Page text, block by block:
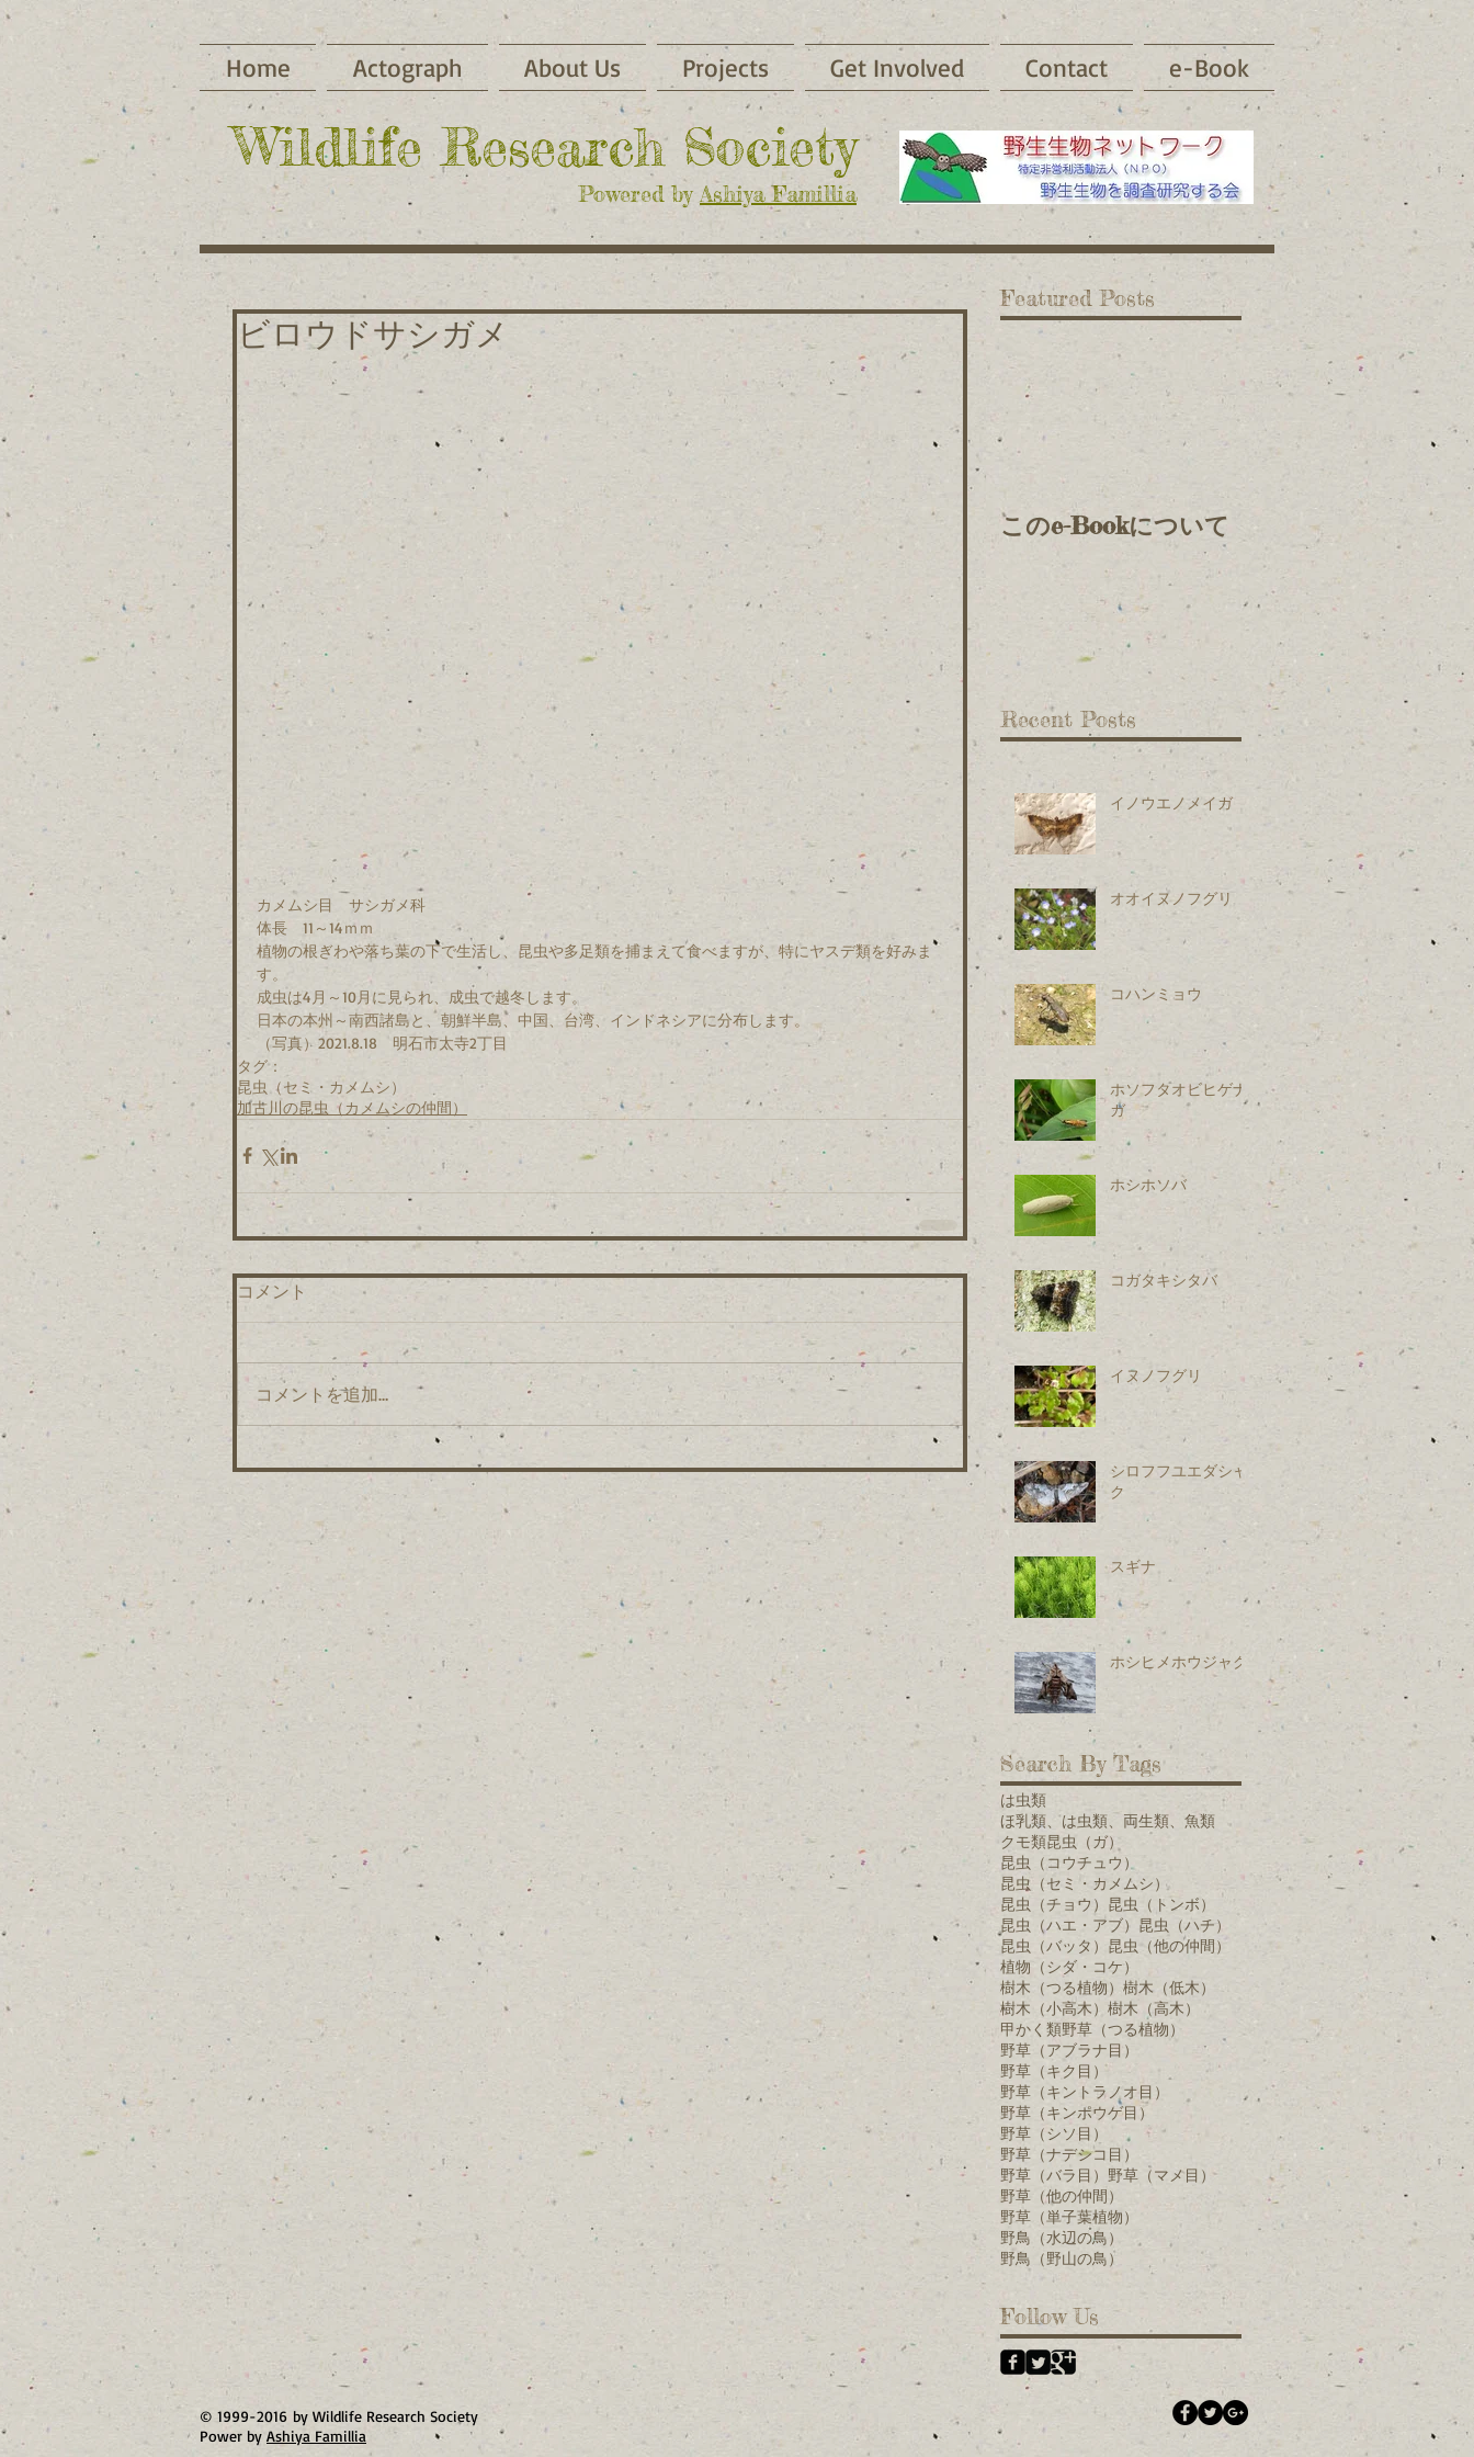
Home Actograph About Us Projects Get Involved Contact e-Book
​Wildlife Research Society
Powered by Ashiya Famillia
ビロウドサシガメ
カメムシ目　サシガメ科
体長　11～14ｍｍ
植物の根ぎわや落ち葉の下で生活し、昆虫や多足類を捕まえて食べますが、特にヤスデ類を好みま
す。
成虫は4月～10月に見られ、成虫で越冬します。
日本の本州～南西諸島と、朝鮮半島、中国、台湾、インドネシアに分布します。
（写真）2021.8.18　明石市太寺2丁目
タグ：
昆虫（セミ・カメムシ）
加古川の昆虫（カメムシの仲間）
コメント
コメントを追加…
Featured Posts
このe-Bookについて
Recent Posts
イノウエノメイガ
オオイヌノフグリ
コハンミョウ
ホソフタオビヒゲナ
ガ
ホシホソバ
コガタキシタバ
イヌノフグリ
シロフフユエダシャ
ク
スギナ
ホシヒメホウジャク
Search By Tags
は虫類
ほ乳類、は虫類、両生類、魚類
クモ類昆虫（ガ）
昆虫（コウチュウ）
昆虫（セミ・カメムシ）
昆虫（チョウ） 昆虫（トンボ）
昆虫（ハエ・アブ） 昆虫（ハチ）
昆虫（バッタ） 昆虫（他の仲間）
植物（シダ・コケ）
樹木（つる植物） 樹木（低木）
樹木（小高木） 樹木（高木）
甲かく類野草（つる植物）
野草（アブラナ目）
野草（キク目）
野草（キントラノオ目）
野草（キンポウゲ目）
野草（シソ目）
野草（ナデシコ目）
野草（バラ目） 野草（マメ目）
野草（他の仲間）
野草（単子葉植物）
野鳥（水辺の鳥）
野鳥（野山の鳥）
Follow Us
© 1999-2016 by Wildlife Research Society
Power by Ashiya Famillia